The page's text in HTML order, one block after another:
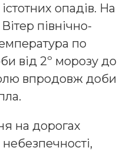
опадів. На
північно-
по
від 2º морозу до
впродовж доби
на дорогах